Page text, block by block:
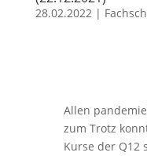
28.02.2022|
Allen
zum Trotz
Kurse der Q12